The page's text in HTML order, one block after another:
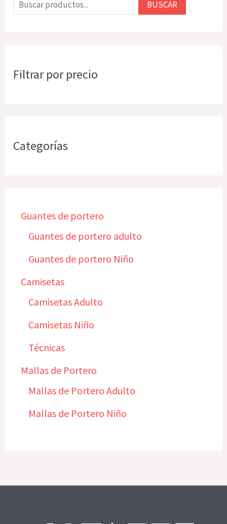
BUSCAR
Filtrar por precio
Categorías
Guantes de portero
Guantes de portero adulto
Guantes de portero Niño
Camisetas
Camisetas Adulto
Camisetas Niño
Técnicas
Mallas de Portero
Mallas de Portero Adulto
Mallas de Portero Niño